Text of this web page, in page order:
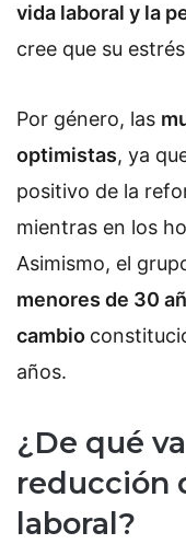
vida laboral y la
cree que su
Por género, las
optimistas, ya
positivo de la
mientras en los
Asimismo, el
menores de 30
cambio
años.
¿De qué
reducción
laboral?